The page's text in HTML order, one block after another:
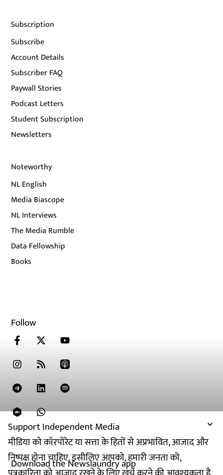
Support Independent Media
मीडिया को कॉरपोरेट या सत्ता के हितों से अप्रभावित, आजाद और
निष्पक्ष होना चाहिए. इसीलिए आपको, हमारी जनता को,
Subscription
Subscribe
Account Details
Subscriber FAQ
Paywall Stories
Podcast Letters
Student Subscription
Newsletters
Noteworthy
NL English
Media Biascope
NL Interviews
The Media Rumble
Data Fellowship
Books
Follow
Download the Newslaundry app